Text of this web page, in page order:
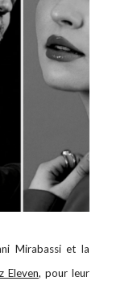
Mirabassi et la
Eleven, pour leur